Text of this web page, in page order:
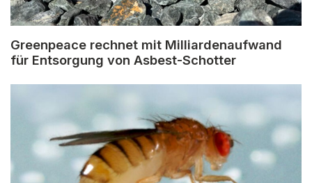
Greenpeace rechnet mit Milliardenaufwand
für Entsorgung von Asbest-Schotter